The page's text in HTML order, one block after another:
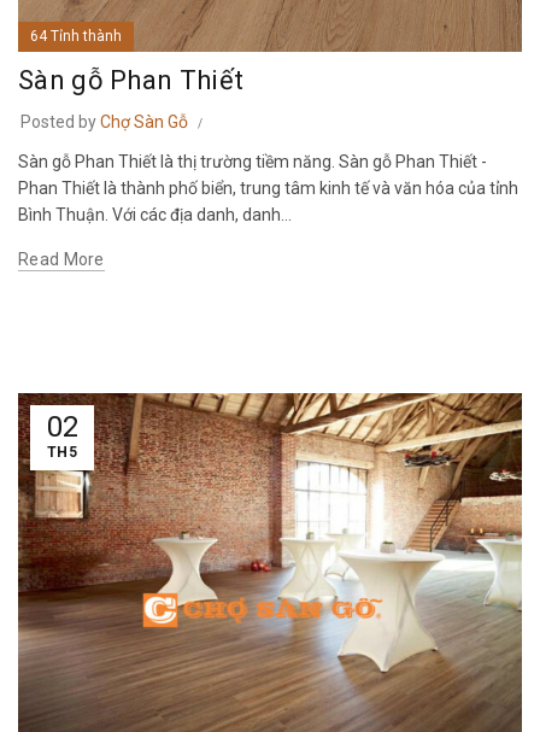
64 Tỉnh thành
Sàn gỗ Phan Thiết
Posted byChợ Sàn Gỗ
Sàn gỗ Phan Thiết là thị trường tiềm năng. Sàn gỗ Phan Thiết -
Phan Thiết là thành phố biển, trung tâm kinh tế và văn hóa của tỉnh
Bình Thuận. Với các địa danh, danh...
Read More
02
TH5